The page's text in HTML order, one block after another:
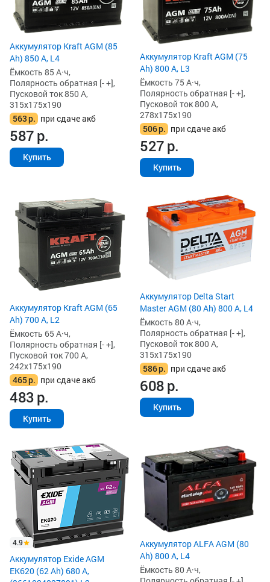
Аккумулятор Kraft AGM (85
Ah) 850 А, L4
Ёмкость 85 А·ч,
Полярность обратная [- +],
Пусковой ток 850 А,
315x175x190
563р. при сдаче акб
587р.
Купить
Аккумулятор Kraft AGM (75
Ah) 800 А, L3
Ёмкость 75 А·ч,
Полярность обратная [- +],
Пусковой ток 800 А,
278x175x190
506р. при сдаче акб
527р.
Купить
Аккумулятор Kraft AGM (65
Ah) 700 А, L2
Ёмкость 65 А·ч,
Полярность обратная [- +],
Пусковой ток 700 А,
242x175x190
465р. при сдаче акб
483р.
Купить
Аккумулятор Delta Start
Master AGM (80 Ah) 800 А, L4
Ёмкость 80 А·ч,
Полярность обратная [- +],
Пусковой ток 800 А,
315x175x190
586р. при сдаче акб
608р.
Купить
4.9
Аккумулятор Exide AGM
EK620 (62 Ah) 680 А,
Аккумулятор ALFA AGM (80
Ah) 800 А, L4
Ёмкость 80 А·ч,